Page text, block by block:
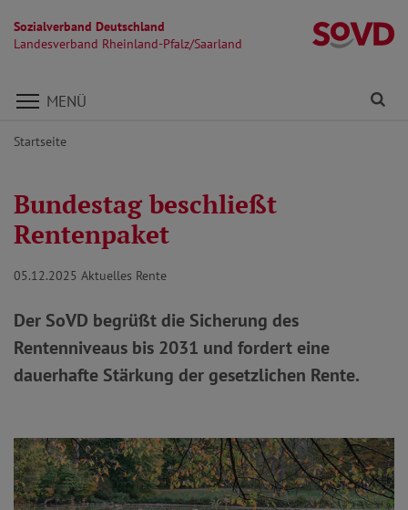
Sozialverband Deutschland
Landesverband Rheinland-Pfalz/Saarland
Direkt zu den Inhalten springen
MENÜ
Startseite
Bundestag beschließt
Rentenpaket
05.12.2025 Aktuelles Rente
Der SoVD begrüßt die Sicherung des
Rentenniveaus bis 2031 und fordert eine
dauerhafte Stärkung der gesetzlichen Rente.